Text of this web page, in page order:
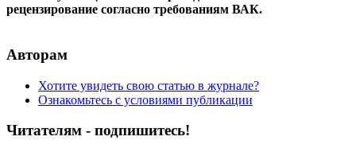
рецензирование согласно требованиям ВАК.
Авторам
Хотите увидеть свою статью в журнале?
Ознакомьтесь с условиями публикации
Читателям - подпишитесь!